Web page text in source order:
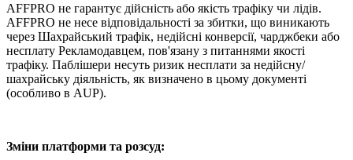
AFFPRO не гарантує дійсність або якість трафіку чи лідів.
AFFPRO не несе відповідальності за збитки, що виникають
через Шахрайський трафік, недійсні конверсії, чарджбеки або
несплату Рекламодавцем, пов'язану з питаннями якості
трафіку. Паблішери несуть ризик несплати за недійсну/
шахрайську діяльність, як визначено в цьому документі
(особливо в AUP).
Зміни платформи та розсуд: